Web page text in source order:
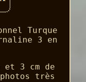
Turque
3 en
3 cm de
très